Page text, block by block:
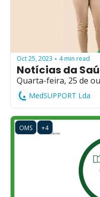
Oct 25, 2023 • 4 min read
Notícias da
Quarta-feira, 25 de
MedSUPPORT Lda
OMS +4